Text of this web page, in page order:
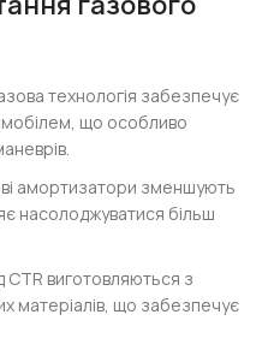
технологія забезпечує
що особливо
амортизатори зменшують
насолоджуватися більш
CTR виготовляються з
матеріалів, що забезпечує